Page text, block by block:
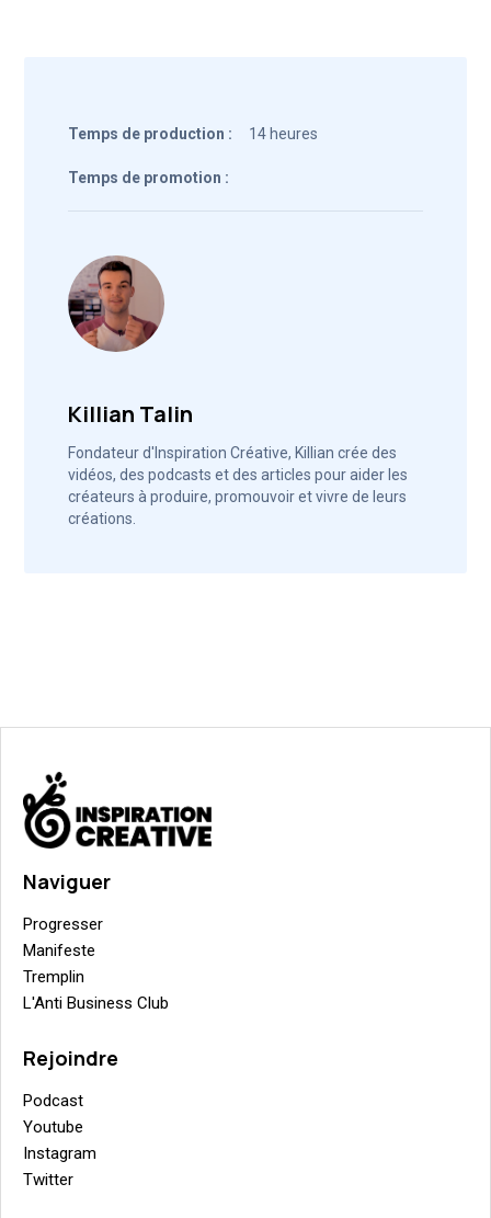
Temps de production : 14 heures
Temps de promotion :
Killian Talin
Fondateur d'Inspiration Créative, Killian crée des
vidéos, des podcasts et des articles pour aider les
créateurs à produire, promouvoir et vivre de leurs
créations.
Naviguer
Progresser
Manifeste
Tremplin
L'Anti Business Club
Rejoindre
Podcast
Youtube
Instagram
Twitter